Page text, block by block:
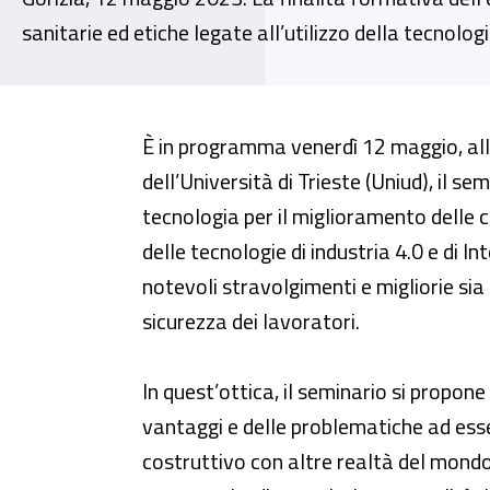
sanitarie ed etiche legate all’utilizzo della
Seminario - “L’uso della
È in programma venerdì 12 maggio,
dell’Università di Trieste (Uniud), il
tecnologia per il miglioramento delle
delle tecnologie di industria 4.0 e di
notevoli stravolgimenti e migliorie
sicurezza dei lavoratori.
In quest’ottica, il seminario si
vantaggi e delle problematiche ad
costruttivo con altre realtà del